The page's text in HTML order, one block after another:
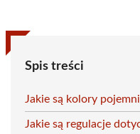
Spis treści
Jakie są kolory
Jakie są regulacje